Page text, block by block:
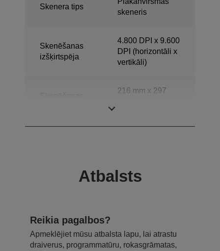
Skenera tips
skeneris
Skenēšanas
izšķirtspēja
4.800 DPI x 9.600
DPI (horizontāli x
vertikāli)
216 mm x 297
Atbalsts
Reikia pagalbos?
Apmeklējiet mūsu atbalsta lapu, lai atrastu
draiverus, programmatūru, rokasgrāmatas,